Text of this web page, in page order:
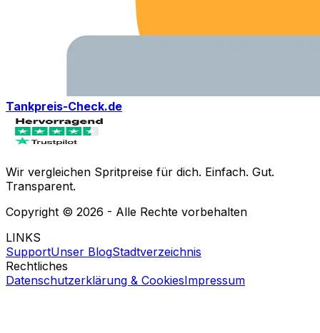
Tankpreis-Check.de
Wir vergleichen Spritpreise für dich. Einfach. Gut.
Transparent.
Copyright © 2026 - Alle Rechte vorbehalten
LINKS
SupportUnser BlogStadtverzeichnis
Rechtliches
Datenschutzerklärung & CookiesImpressum